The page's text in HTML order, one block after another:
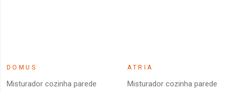
DOMUS
Misturador cozinha parede
ATRIA
Misturador cozinha parede